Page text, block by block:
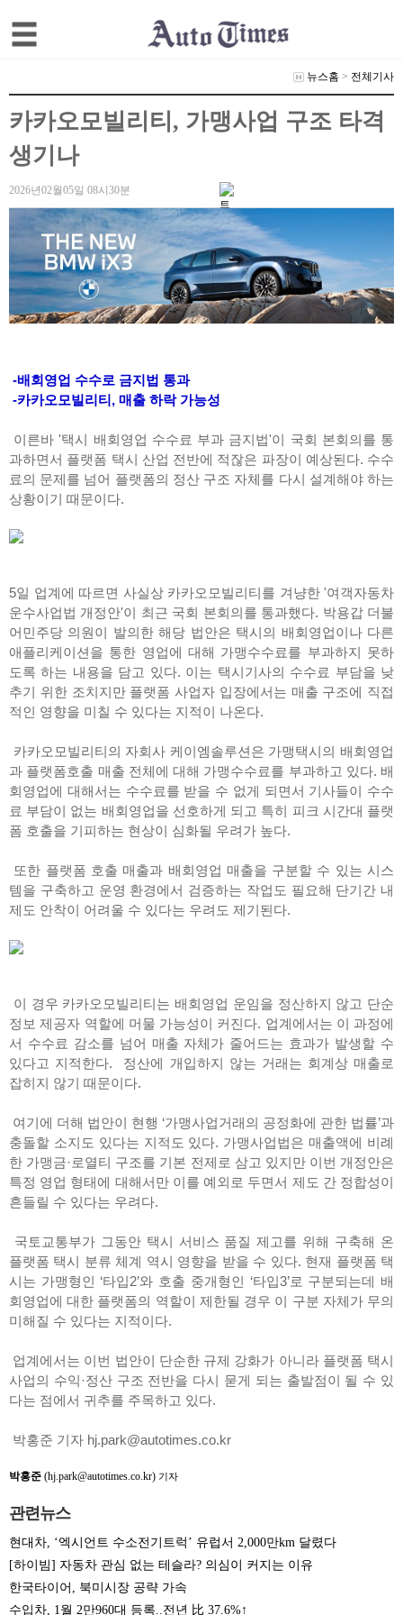
뉴스홈 > 전체기사
카카오모빌리티, 가맹사업 구조 타격
생기나
2026년02월05일 08시30분
-배회영업 수수로 금지법 통과
-카카오모빌리티, 매출 하락 가능성
이른바 '택시 배회영업 수수료 부과 금지법'이 국회 본회의를 통
과하면서 플랫폼 택시 산업 전반에 적잖은 파장이 예상된다. 수수
료의 문제를 넘어 플랫폼의 정산 구조 자체를 다시 설계해야 하는
상황이기 때문이다.
5일 업계에 따르면 사실상 카카오모빌리티를 겨냥한 '여객자동차
운수사업법 개정안'이 최근 국회 본회의를 통과했다. 박용갑 더불
어민주당 의원이 발의한 해당 법안은 택시의 배회영업이나 다른
애플리케이션을 통한 영업에 대해 가맹수수료를 부과하지 못하
도록 하는 내용을 담고 있다. 이는 택시기사의 수수료 부담을 낮
추기 위한 조치지만 플랫폼 사업자 입장에서는 매출 구조에 직접
적인 영향을 미칠 수 있다는 지적이 나온다.
카카오모빌리티의 자회사 케이엠솔루션은 가맹택시의 배회영업
과 플랫폼호출 매출 전체에 대해 가맹수수료를 부과하고 있다. 배
회영업에 대해서는 수수료를 받을 수 없게 되면서 기사들이 수수
료 부담이 없는 배회영업을 선호하게 되고 특히 피크 시간대 플랫
폼 호출을 기피하는 현상이 심화될 우려가 높다.
또한 플랫폼 호출 매출과 배회영업 매출을 구분할 수 있는 시스
템을 구축하고 운영 환경에서 검증하는 작업도 필요해 단기간 내
제도 안착이 어려울 수 있다는 우려도 제기된다.
이 경우 카카오모빌리티는 배회영업 운임을 정산하지 않고 단순
정보 제공자 역할에 머물 가능성이 커진다. 업계에서는 이 과정에
서 수수료 감소를 넘어 매출 자체가 줄어드는 효과가 발생할 수
있다고 지적한다. 정산에 개입하지 않는 거래는 회계상 매출로
잡히지 않기 때문이다.
여기에 더해 법안이 현행 ‘가맹사업거래의 공정화에 관한 법률’과
충돌할 소지도 있다는 지적도 있다. 가맹사업법은 매출액에 비례
한 가맹금·로열티 구조를 기본 전제로 삼고 있지만 이번 개정안은
특정 영업 형태에 대해서만 이를 예외로 두면서 제도 간 정합성이
흔들릴 수 있다는 우려다.
국토교통부가 그동안 택시 서비스 품질 제고를 위해 구축해 온
플랫폼 택시 분류 체계 역시 영향을 받을 수 있다. 현재 플랫폼 택
시는 가맹형인 ‘타입2’와 호출 중개형인 ‘타입3’로 구분되는데 배
회영업에 대한 플랫폼의 역할이 제한될 경우 이 구분 자체가 무의
미해질 수 있다는 지적이다.
업계에서는 이번 법안이 단순한 규제 강화가 아니라 플랫폼 택시
사업의 수익·정산 구조 전반을 다시 묻게 되는 출발점이 될 수 있
다는 점에서 귀추를 주목하고 있다.
박홍준 기자 hj.park@autotimes.co.kr
박홍준 (hj.park@autotimes.co.kr) 기자
관련뉴스
현대차, ‘엑시언트 수소전기트럭’ 유럽서 2,000만km 달렸다
[하이빔] 자동차 관심 없는 테슬라? 의심이 커지는 이유
한국타이어, 북미시장 공략 가속
수입차, 1월 2만960대 등록..전년 比 37.6%↑